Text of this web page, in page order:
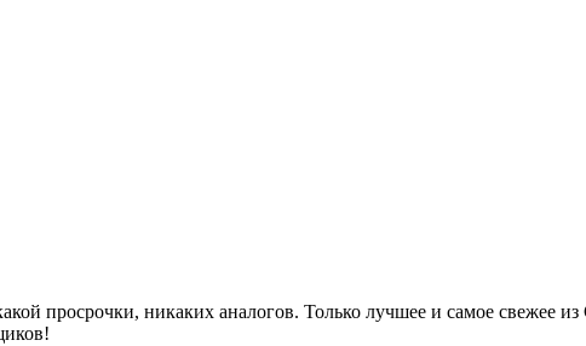
просрочки, никаких аналогов. Только лучшее и самое свежее